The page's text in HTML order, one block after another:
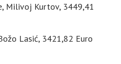
Milivoj Kurtov, 3449,41
Lasić, 3421,82 Euro